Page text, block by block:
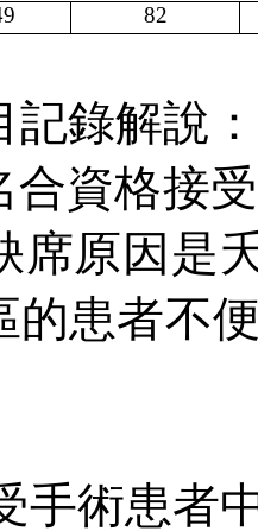
82
錄解說：
合資格接
席原因是
的患者不
手術患者